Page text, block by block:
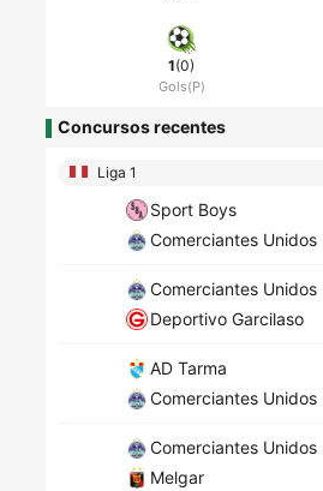
1(0)
Gols(P)
Concursos recentes
Liga 1
Sport Boys
Comerciantes Unidos
Comerciantes Unidos
Deportivo Garcilaso
AD Tarma
Comerciantes Unidos
Comerciantes Unidos
Melgar